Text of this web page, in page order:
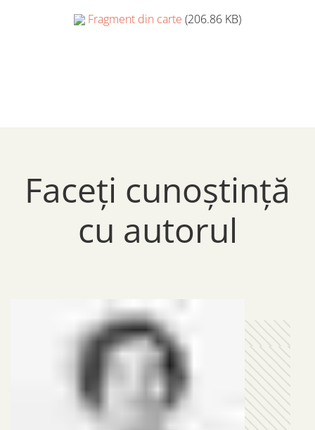
Fragment din carte (206.86 KB)
Faceți cunoștință
cu autorul